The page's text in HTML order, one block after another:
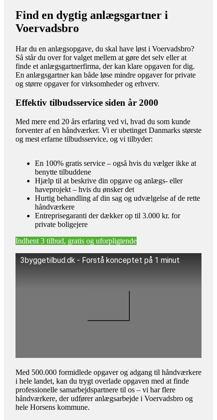
Find en dygtig anlægsgartner i
Voervadsbro
Har du en anlægsopgave, du skal have løst i Voervadsbro?
Så står du over for valget mellem at gøre det selv eller at
finde et anlægsgartnerfirma, der kan klare opgaven for dig.
En anlægsgartner kan både løse mindre opgaver for private
og større opgaver for virksomheder og erhverv.
Effektiv tilbudsservice siden år 2000
Med mere end 20 års erfaring ved vi, hvad du som kunde
forventer af en håndværker. Vi er ubetinget Danmarks største
og mest erfarne tilbudsservice, og vi tilbyder:
En 100% gratis service – også hvis du vælger ikke at
benytte tilbuddene
Hjælp til at beskrive din opgave og anlægs- eller
haveprojekt – hvis du ønsker det
Hurtig behandling af din sag og udvælgelse af de rette
håndværkere
Entreprisegaranti der dækker op til 3.000 kr. for
private boligejere
Indhent 3 tilbud, gratis og uforpligtende
3byggetilbud.dk - Forstå konceptet på 1 minut
Med 500.000 formidlede opgaver og adgang til håndværkere
i hele landet, kan du trygt overlade opgaven med at finde
professionelle samarbejdspartnere til os – vi har flere
håndværkere, der udfører anlægsarbejde i Voervadsbro og
hele Horsens kommune.